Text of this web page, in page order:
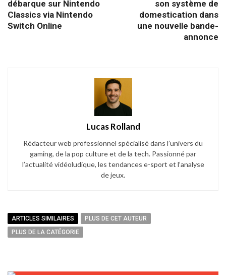
débarque sur Nintendo
Classics via Nintendo
Switch Online
son système de
domestication dans
une nouvelle bande-
annonce
Lucas Rolland
Rédacteur web professionnel spécialisé dans l’univers du
gaming, de la pop culture et de la tech. Passionné par
l’actualité vidéoludique, les tendances e-sport et l’analyse
de jeux.
ARTICLES SIMILAIRES
PLUS DE CET AUTEUR
PLUS DE LA CATÉGORIE